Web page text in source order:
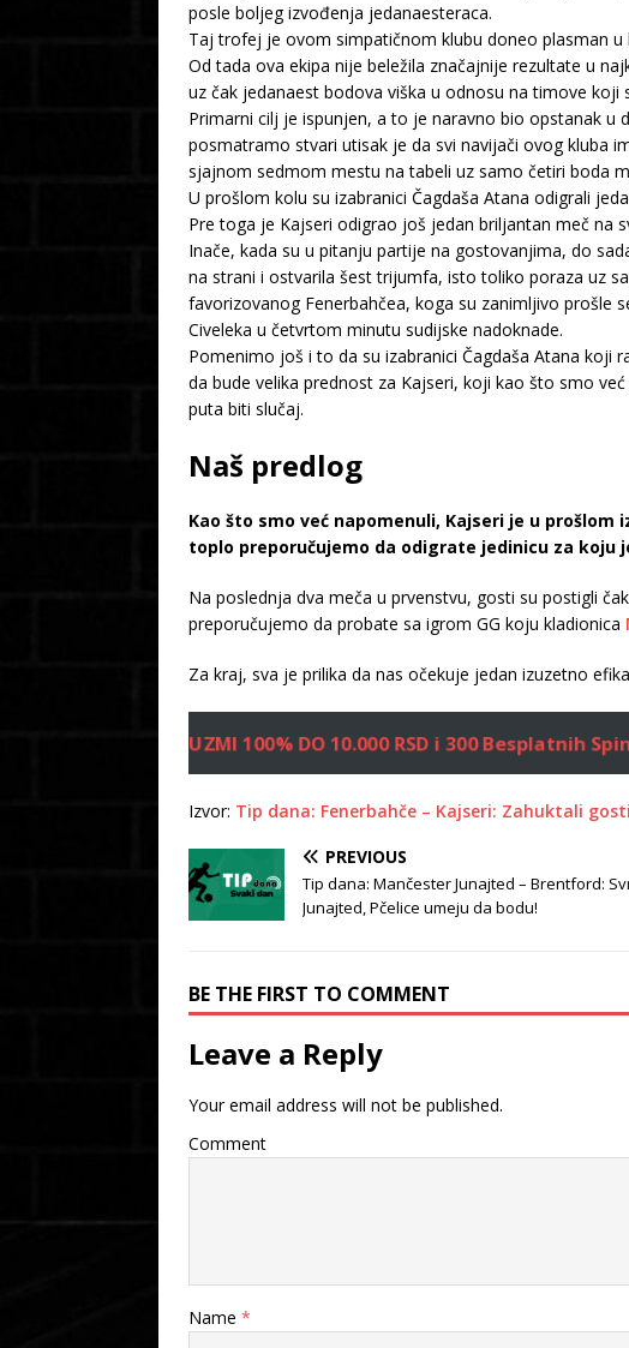
posle boljeg izvođenja jedanaesteraca.
Taj trofej je ovom simpatičnom klubu doneo plasman u
Od tada ova ekipa nije beležila značajnije rezultate u
uz čak jedanaest bodova viška u odnosu na timove koji
Primarni cilj je ispunjen, a to je naravno bio opstanak
posmatramo stvari utisak je da svi navijači ovog kluba
sjajnom sedmom mestu na tabeli uz samo četiri boda
U prošlom kolu su izabranici Čagdaša Atana odigrali
Pre toga je Kajseri odigrao još jedan briljantan meč na
Inače, kada su u pitanju partije na gostovanjima, do
na strani i ostvarila šest trijumfa, isto toliko poraza uz
favorizovanog Fenerbahčea, koga su zanimljivo prošle
Civeleka u četvrtom minutu sudijske nadoknade.
Pomenimo još i to da su izabranici Čagdaša Atana
da bude velika prednost za Kajseri, koji kao što smo
puta biti slučaj.
Naš predlog
Kao što smo već napomenuli, Kajseri je u
toplo preporučujemo da odigrate jedinicu za koju
Na poslednja dva meča u prvenstvu, gosti su postigli
preporučujemo da probate sa igrom GG koju kladionica
Za kraj, sva je prilika da nas očekuje jedan izuzetno
UZMI 100% DO 10.000 RSD i 300 Besplatnih
Izvor: Tip dana: Fenerbahče – Kajseri: Zahuktali
PREVIOUS
Tip dana: Mančester Junajted – Brentford:
Junajted, Pčelice umeju da bodu!
BE THE FIRST TO COMMENT
Leave a Reply
Your email address will not be published.
Comment
Name *